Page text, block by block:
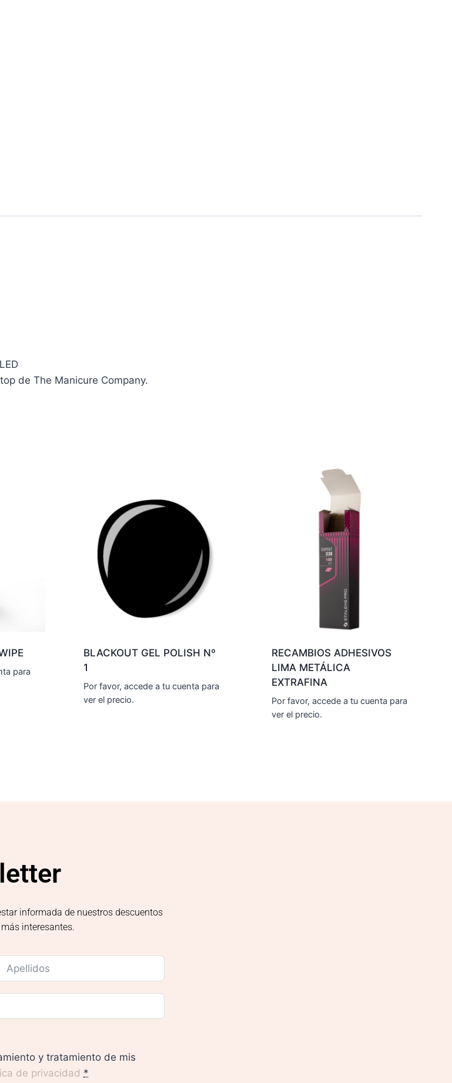
de The Manicure Company.
para
BLACKOUT GEL POLISH Nº
1
Por favor, accede a tu cuenta para
ver el precio.
RECAMBIOS ADHESIVOS
LIMA METÁLICA
EXTRAFINA
Por favor, accede a tu cuenta para
ver el precio.
informada de nuestros descuentos
interesantes.
y tratamiento de mis
de privacidad *